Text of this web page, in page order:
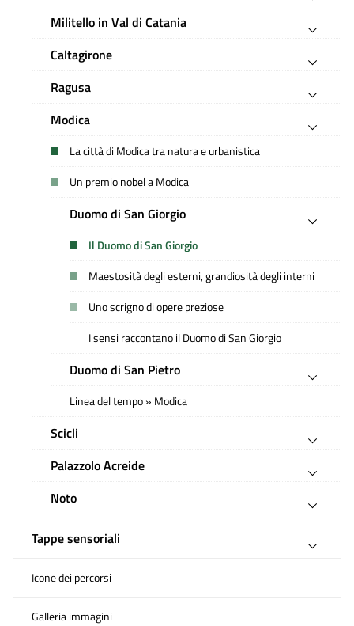
Militello in Val di Catania
Caltagirone
Ragusa
Modica
La città di Modica tra natura e urbanistica
Un premio nobel a Modica
Duomo di San Giorgio
Il Duomo di San Giorgio
Maestosità degli esterni, grandiosità degli interni
Uno scrigno di opere preziose
I sensi raccontano il Duomo di San Giorgio
Duomo di San Pietro
Linea del tempo » Modica
Scicli
Palazzolo Acreide
Noto
Tappe sensoriali
Icone dei percorsi
Galleria immagini